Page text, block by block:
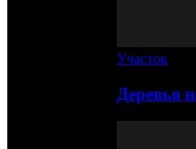
Участок
Деревья